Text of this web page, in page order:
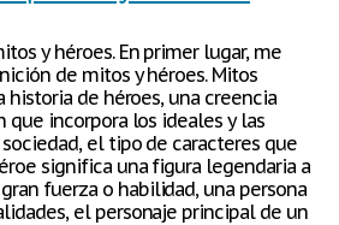
y héroes. En primer lugar, me
de mitos y héroes. Mitos
historia de héroes, una creencia
que incorpora los ideales y las
el tipo de caracteres que
significa una figura legendaria a
fuerza o habilidad, una persona
el personaje principal de un